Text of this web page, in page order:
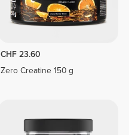
CHF 23.60
Zero Creatine 150 g